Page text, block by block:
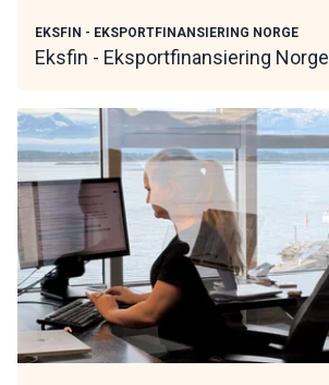
EKSFIN - EKSPORTFINANSIERING NORGE
Eksfin - Eksportfinansiering Norge